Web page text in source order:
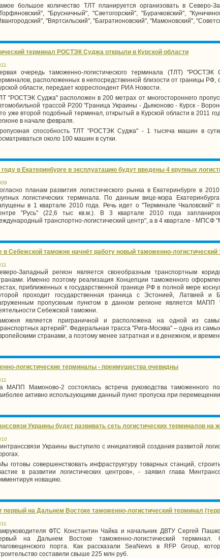
большое количество ТЛТ планируется организовать в Северо-
"Брусничный", "Светогорский", "Бурачковский",
"Вяртсильский", "Багратионовский", "Мамоновский",
терминал РОСТЭК Суджа открыли в Курской области
очередь таможенно-логистического терминала (ТЛТ)
расположенных в непосредственной близости от границы РФ,
области, передает корреспондент РИА Новости.
"РОСТЭК Суджа" расположен в 200 метрах от многостороннего
трассой Р200 "Граница Украины - Дьяконово - Курск -
уже второй подобный терминал, открытый в Курской области в 2011
в начале февраля.
способность ТЛТ "РОСТЭК Суджа" - 1 тысяча машин в
около 100 машин в сутки.
году в Екатеринбурге в эксплуатацию будут введены 4 крупных
планам развития логистического рынка в Екатеринбурге в
логистических терминала. По данным вице-мэра
в 1 квартале 2010 года. Речь идет о "Терминале Чкаловский"
"Русь" (22,6 тыс кв.м.). В 3 квартале 2010 года
транспортно-логистический центр", а в 4 квартале - МПСФ
в Себежской таможне начнёт работу новый таможенно-логистический
Западный регион является своеобразным транспортным
Именно поэтому реализация Концепции таможенного
приближенных к государственной границе РФ в полной мере
проходит государственная граница с Эстонией, Латвией
пропускным пунктом в данном регионе является МАПП
Себежской таможни.
является приграничной и расположена на одной из
артерий". Федеральная трасса "Рига-Москва" – одна из
странами, а поэтому менее затратная и в денежном, и
логистические терминалы - преимущества очевидны
МАПП Мамоново-2 состоялась встреча руководства таможенного
активно использующими данный пункт пропуска при перемещении
Украины будет развивать сеть логистических терминалов на
Украины выступило с инициативой создания развитой
готовы совершенствовать инфраструктуру товарных станций,
в развитии логистических центров», - заявил глава
новацию.
первый на Дальнем Востоке таможенно-логистический терминал
ФТС Константин Чайка и начальник ДВТУ Сергей
на Дальнем Востоке таможенно-логистический
порта. Как рассказали SeaNews в RFP Group,
составили свыше 225 млн руб.